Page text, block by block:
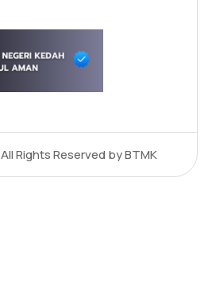
All Rights Reserved by BTMK